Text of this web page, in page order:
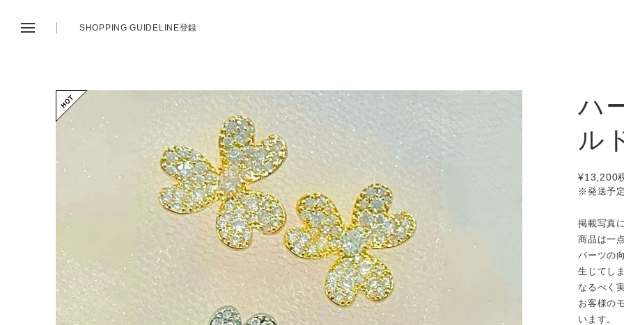
SHOPPING GUIDELINE登録
ハ
ル
¥13,200
※発送予
掲載写真
商品は一
パーツの
生じてし
なるべく
お客様の
います。